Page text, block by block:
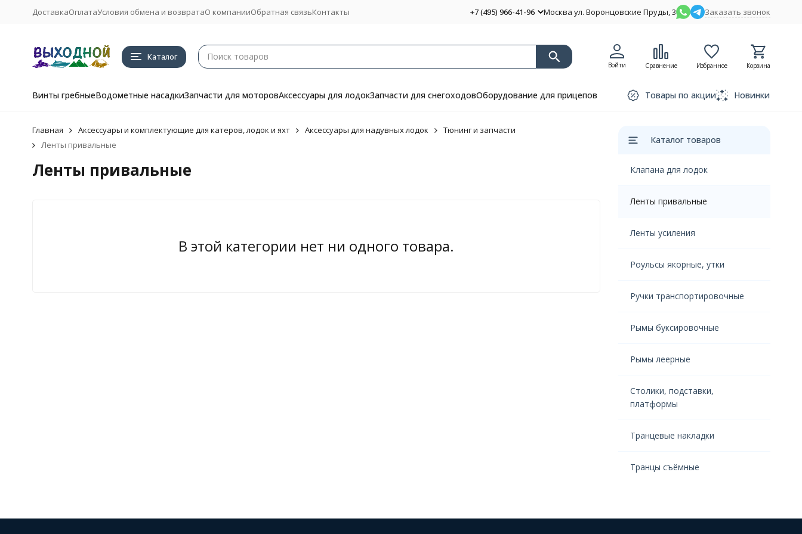
ДоставкаОплатаУсловия обмена и возвратаО компанииОбратная связьКонтакты +7 (495) 966-41-96 Москва ул. Воронцовские Пруды, 3 Заказать звонок
Каталог
Войти Сравнение Избранное Корзина
Винты гребныеВодометные насадкиЗапчасти для моторовАксессуары для лодокЗапчасти для снегоходовОборудование для прицепов Товары по акции Новинки
Главная Аксессуары и комплектующие для катеров, лодок и яхт Аксессуары для надувных лодок
Тюнинг и запчасти
Ленты привальные
Ленты привальные
В этой категории нет ни одного товара.
Каталог товаров
Клапана для лодок
Ленты привальные
Ленты усиления
Роульсы якорные, утки
Ручки транспортировочные
Рымы буксировочные
Рымы леерные
Столики, подставки,
платформы
Транцевые накладки
Транцы съёмные